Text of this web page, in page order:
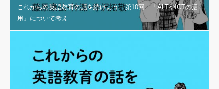
これからの英語教育の話を続けよう｜第10回 「ALTやICTの活
用」について考え…